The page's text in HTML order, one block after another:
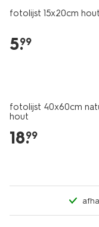
fotolijst 15x20cm
5.
99
fotolijst 40x60cm
hout
18.
99